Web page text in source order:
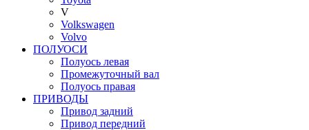
V
Volkswagen
Volvo
ПОЛУОСИ
Полуось левая
Промежуточный вал
Полуось правая
ПРИВОДЫ
Привод задний
Привод передний